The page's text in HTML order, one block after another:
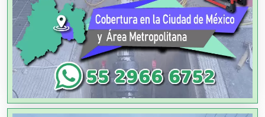
Agricultores
Agricultura y Ganadería
Agua Purificada